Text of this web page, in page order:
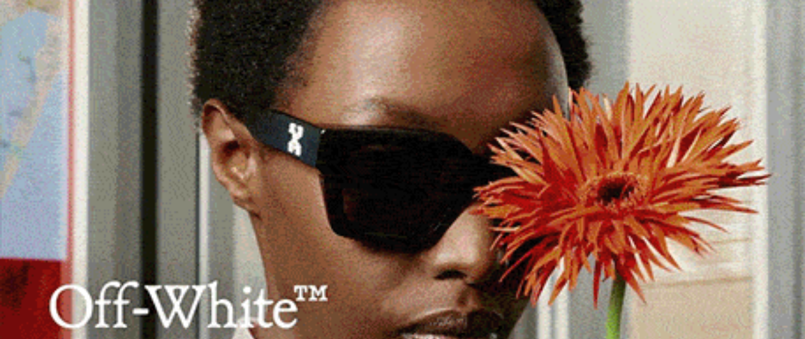
L’incontro è in programma per mercoledì 28 agosto, alle 20:30 all’anfiteatro comunale.
Dialogherà con l’autrice, Laura Lanza, il professor Bruno Cirilli.
Facebook
ThreadsInstagram
X YouTube